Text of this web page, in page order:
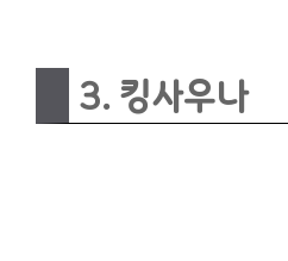
3. 킹사우나